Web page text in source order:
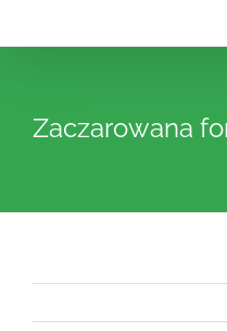
Zaczarowana